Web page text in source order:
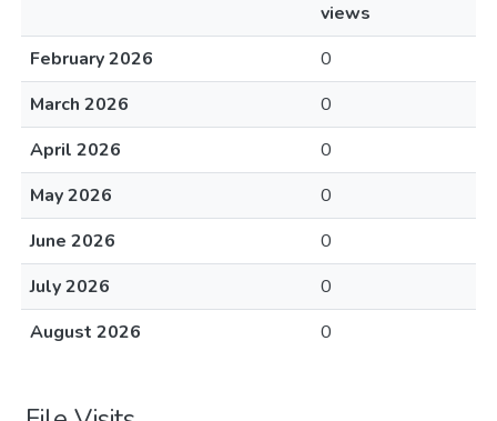
views
February 2026
0
March 2026
0
April 2026
0
May 2026
0
June 2026
0
July 2026
0
August 2026
0